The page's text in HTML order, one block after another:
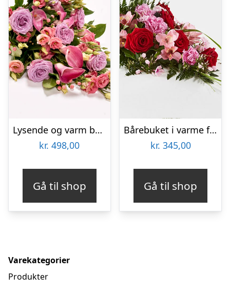
Lysende og varm bårebuket – Blomster til begravelse
kr. 498,00
Gå til shop
Bårebuket i varme farver – Blomster til begravelse
kr. 345,00
Gå til shop
Varekategorier
Produkter